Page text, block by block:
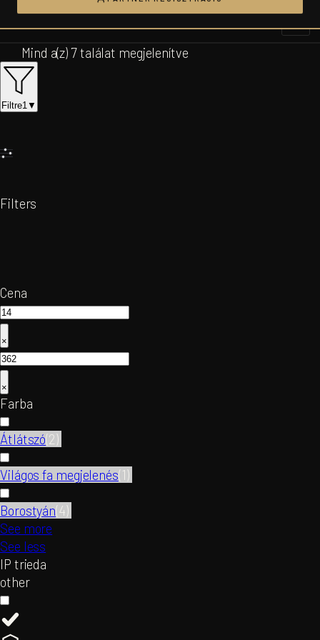
Ugrás
a
tartalomhoz
Mind a(z) 7 találat megjelenítve
Filtre1▼
Filters
Cena
×
×
Farba
Átlátszó(2)
Világos fa megjelenés(1)
Borostyán(4)
See more
See less
IP trieda
other